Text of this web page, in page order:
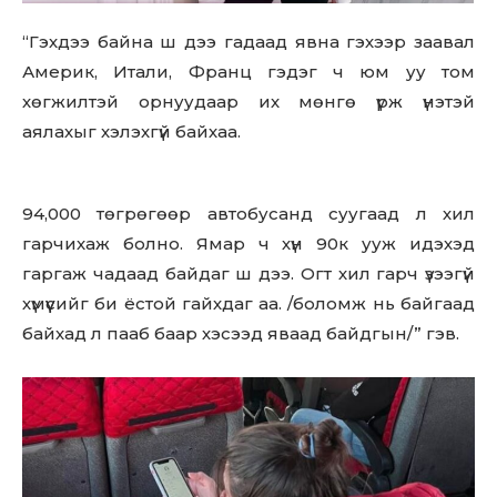
Don't miss
out!
“Гэхдээ байна ш дээ гадаад явна гэхээр заавал
Америк, Итали, Франц гэдэг ч юм уу том
хөгжилтэй орнуудаар их мөнгө үрж үнэтэй
аялахыг хэлэхгүй байхаа.
94,000 төгрөгөөр автобусанд суугаад л хил
гарчихаж болно. Ямар ч хүн 90к ууж идэхэд
гаргаж чадаад байдаг ш дээ. Огт хил гарч үзээгүй
хүмүүсийг би ёстой гайхдаг аа. /боломж нь байгаад
байхад л пааб баар хэсээд яваад байдгын/” гэв.